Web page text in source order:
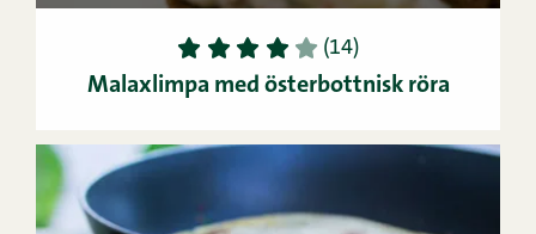
1 2 3 4 5 (14)
Malaxlimpa med österbottnisk röra